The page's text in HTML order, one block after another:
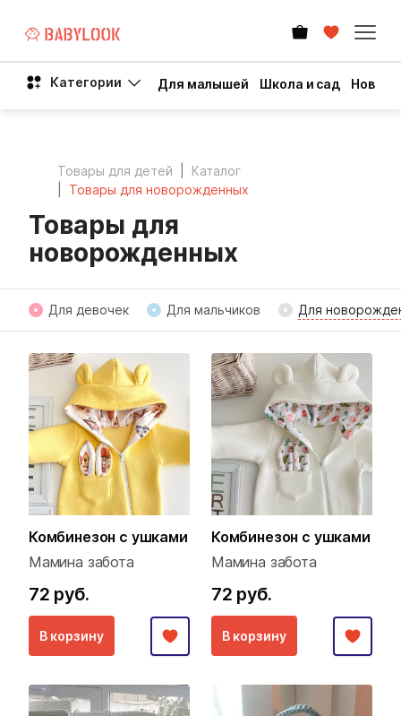
Категории Для малышей Школа и сад Новый
Товары для детей
Каталог
Товары для новорожденных
Товары для
новорожденных
Для девочек Для мальчиков Для
Комбинезон с ушками
Мамина забота
72 руб.
В корзину
Комбинезон с ушками
Мамина забота
72 руб.
В корзину